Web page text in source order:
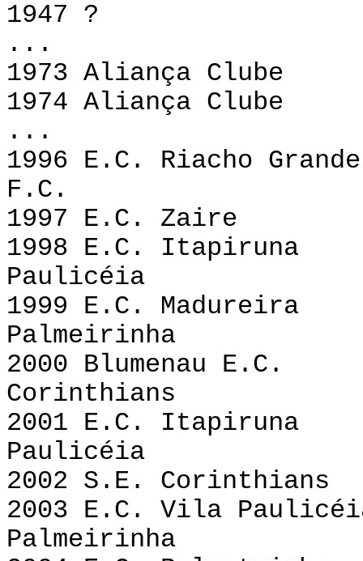
1947
...
1973 Aliança Clube
1974 Aliança Clube
...
1996 E.C.
F.C.
1997 E.C.
1998 E.C.
Paulicéia
1999 E.C.
Palmeirinha
2000
Corinthians
2001 E.C.
Paulicéia
2002 S.E.
2003 E.C. Vila
Palmeirinha